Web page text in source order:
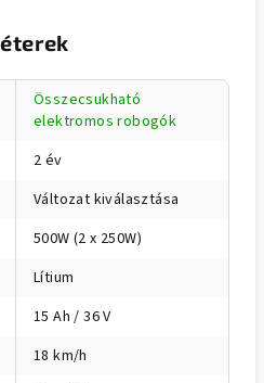
Összecsukható
elektromos robogók
2 év
Változat kiválasztása
500W (2 x 250W)
Lítium
15 Ah / 36 V
18 km/h